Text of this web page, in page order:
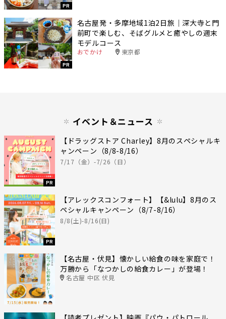
PR
PR
名古屋発・多摩地域1泊2日旅｜深大寺と門
前町で楽しむ、そばグルメと癒やしの週末
モデルコース
おでかけ 東京都
イベント＆ニュース
PR
【ドラッグストア Charley】8月のスペシャルキ
ャンペーン（8/8-8/16）
7/17（金）-7/26（日）
PR
【アレックスコンフォート】【&lulu】8月のス
ペシャルキャンペーン（8/7-8/16）
8/8(土)-8/16(日)
【名古屋・伏見】懐かしい給食の味を家庭で！
万勝から「なつかしの給食カレー」が登場！
名古屋 中区 伏見